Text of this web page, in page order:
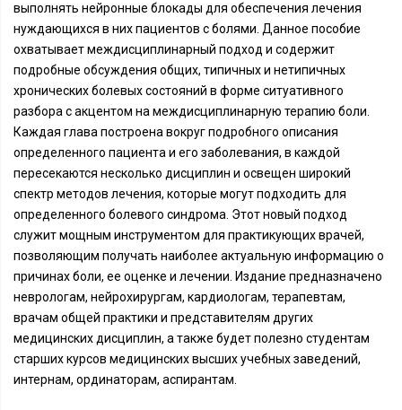
выполнять нейронные блокады для обеспечения лечения
нуждающихся в них пациентов с болями. Данное пособие
охватывает междисциплинарный подход и содержит
подробные обсуждения общих, типичных и нетипичных
хронических болевых состояний в форме ситуативного
разбора с акцентом на междисциплинарную терапию боли.
Каждая глава построена вокруг подробного описания
определенного пациента и его заболевания, в каждой
пересекаются несколько дисциплин и освещен широкий
спектр методов лечения, которые могут подходить для
определенного болевого синдрома. Этот новый подход
служит мощным инструментом для практикующих врачей,
позволяющим получать наиболее актуальную информацию о
причинах боли, ее оценке и лечении. Издание предназначено
неврологам, нейрохирургам, кардиологам, терапевтам,
врачам общей практики и представителям других
медицинских дисциплин, а также будет полезно студентам
старших курсов медицинских высших учебных заведений,
интернам, ординаторам, аспирантам.